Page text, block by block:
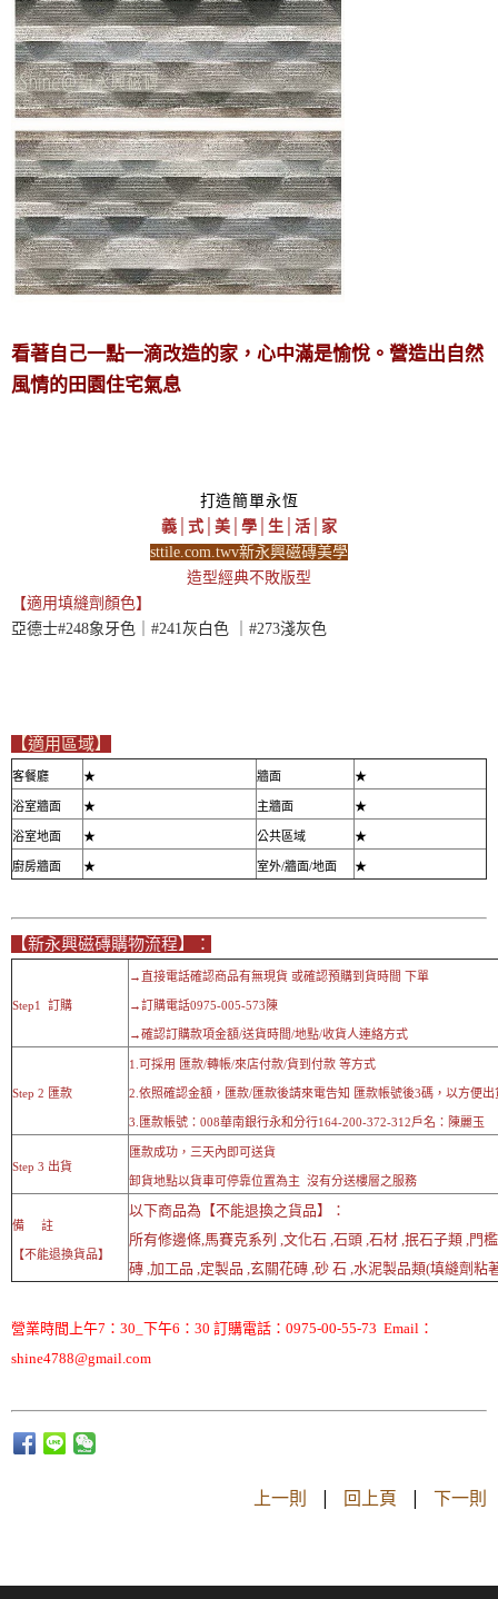
看著自己一點一滴改造的家，心中滿是愉悅。營造出自然
風情的田園住宅氣息
打造簡單永恆
義│式│美│學│生│活│家
sttile.com.twv新永興磁磚美學
造型經典不敗版型
【適用填縫劑顏色】
亞德士#248象牙色｜#241灰白色 ｜#273淺灰色
【適用區域】
客餐廳 ★ 牆面 ★
浴室牆面 ★ 主牆面 ★
浴室地面 ★ 公共區域 ★
廚房牆面 ★ 室外/牆面/地面 ★
【新永興磁磚購物流程】：
Step1 訂購
→直接電話確認商品有無現貨 或確認預購到貨時間 下單
→訂購電話0975-005-573陳
→確認訂購款項金額/送貨時間/地點/收貨人連絡方式
Step 2 匯款
1.可採用 匯款/轉帳/來店付款/貨到付款 等方式
2.依照確認金額，匯款/匯款後請來電告知 匯款帳號後3碼，以方便出
3.匯款帳號：008華南銀行永和分行164-200-372-312戶名：陳麗玉
Step 3 出貨
匯款成功，三天內即可送貨
卸貨地點以貨車可停靠位置為主 沒有分送樓層之服務
備 註
【不能退換貨品】
以下商品為【不能退換之貨品】：
所有修邊條,馬賽克系列 ,文化石 ,石頭 ,石材 ,抿石子類 ,門
磚 ,加工品 ,定製品 ,玄關花磚 ,砂 石 ,水泥製品類(填縫劑粘
營業時間上午7：30_下午6：30 訂購電話：0975-00-55-73 Email：
shine4788@gmail.com
上一則 | 回上頁 | 下一則